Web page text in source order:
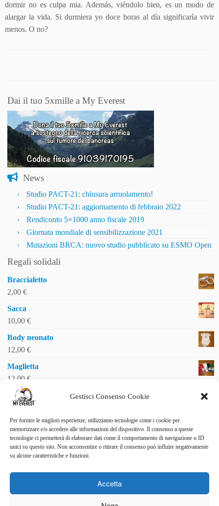
Gestisci Consenso Cookie
Per fornire le migliori esperienze, utilizziamo tecnologie come i cookie per
memorizzare e/o accedere alle informazioni del dispositivo. Il consenso a queste
tecnologie ci permetterà di elaborare dati come il comportamento di navigazione o ID
unici su questo sito. Non acconsentire o ritirare il consenso può influire negativamente
su alcune caratteristiche e funzioni.
Accetta
dormir no es culpa mia. Además, viéndolo bien, es un modo de
alargar la vida. Si durmiera yo doce horas al día significaría vivir
menos. O no?
Dai il tuo 5xmille a My Everest
News
Studio PACT-21: chiusura arruolamento!
Studio PACT-21: aggiornamento di febbraio 2022
Rendiconto 5×1000 anno fiscale 2019
Giornata mondiale di sensibilizzazione 2021
Mutazioni BRCA: nuovo studio pubblicato su ESMO Open
Regali solidali
Braccialetto
2,00 €
Sacca
10,00 €
Body neonato
12,00 €
Maglietta
12,00 €
SOSTIENICI
Vuoi essere uno di noi?
LEGGI I RACCONTI
La malattia raccontata da Luigi
STAI CON NOI